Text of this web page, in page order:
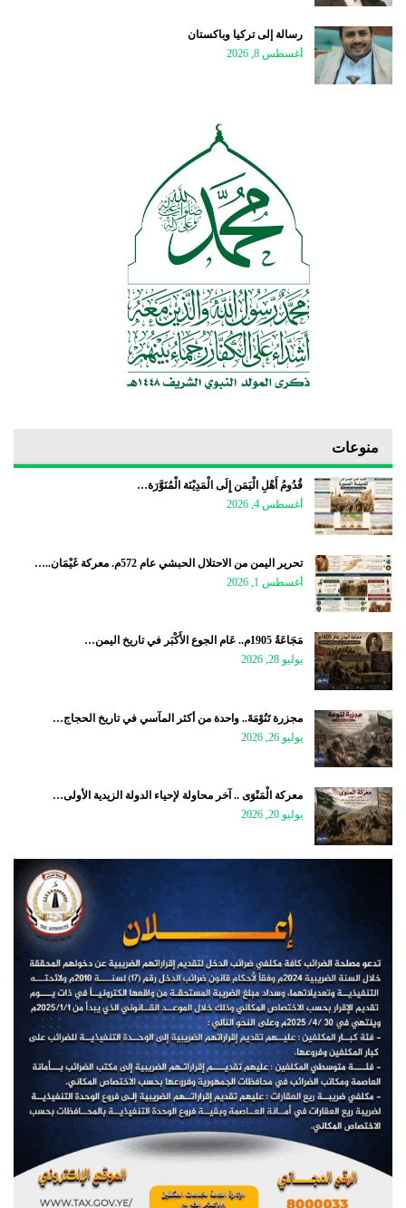
رسالة إلى تركيا وباكستان
أغسطس 8, 2026
منوعات
قُدُومُ أَهْلِ الْيَمَن إِلَى الْمَدِيْنَة الْمُنَوَّرَة…
أغسطس 4, 2026
تحرير اليمن من الاحتلال الحبشي عام 572م. معركة غَيْمَان..…
أغسطس 1, 2026
مَجَاعَةُ 1905م.. عَام الجوع الأَكْبَر في تاريخ اليمن…
يوليو 28, 2026
مجزرة تَنُوْمَةَ.. واحدة من أكثر المآسي في تاريخ الحجاج…
يوليو 26, 2026
معركة الْمَنْوَى .. آخر محاولة لإحياء الدولة الزيدية الأولى…
يوليو 20, 2026